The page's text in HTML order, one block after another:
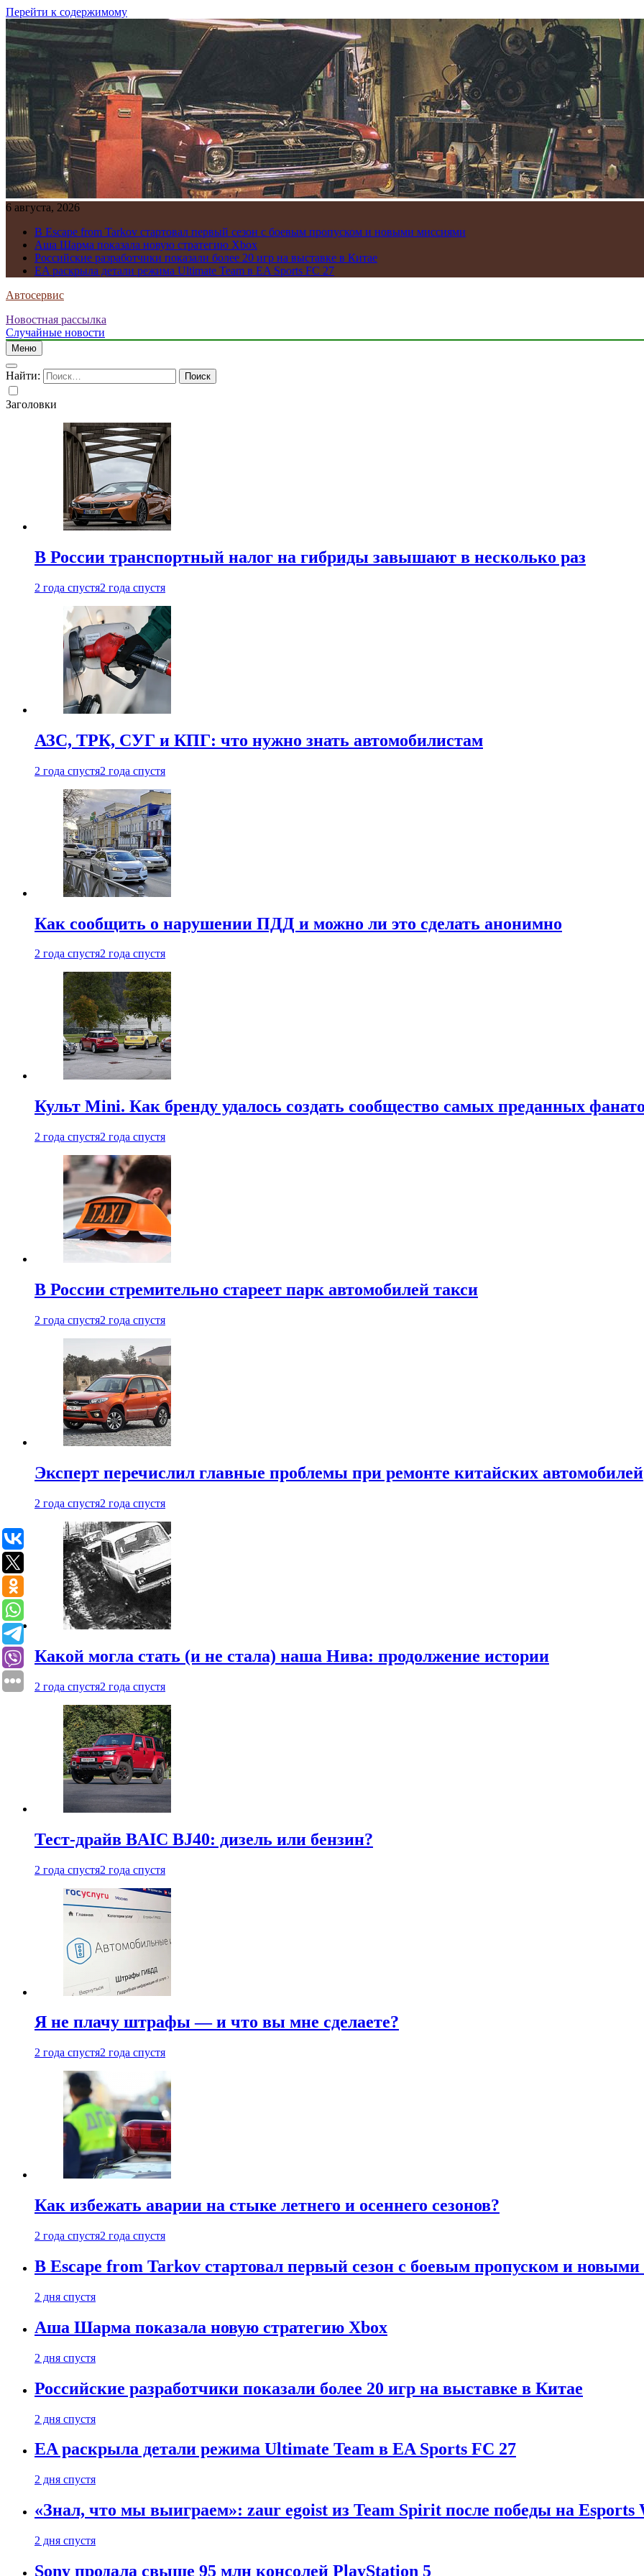
Перейти к содержимому
6 августа, 2026
В Escape from Tarkov стартовал первый сезон с боевым пропуском и новыми миссиями
Аша Шарма показала новую стратегию Xbox
Российские разработчики показали более 20 игр на выставке в Китае
EA раскрыла детали режима Ultimate Team в EA Sports FC 27
Автосервис
Новостная рассылка
Случайные новости
Меню
Найти:
Заголовки
В России транспортный налог на гибриды завышают в несколько раз
2 года спустя2 года спустя
АЗС, ТРК, СУГ и КПГ: что нужно знать автомобилистам
2 года спустя2 года спустя
Как сообщить о нарушении ПДД и можно ли это сделать анонимно
2 года спустя2 года спустя
Культ Mini. Как бренду удалось создать сообщество самых преданных
2 года спустя2 года спустя
В России стремительно стареет парк автомобилей такси
2 года спустя2 года спустя
Эксперт перечислил главные проблемы при ремонте китайских автомобилей
2 года спустя2 года спустя
Какой могла стать (и не стала) наша Нива: продолжение истории
2 года спустя2 года спустя
Тест-драйв BAIC BJ40: дизель или бензин?
2 года спустя2 года спустя
Я не плачу штрафы — и что вы мне сделаете?
2 года спустя2 года спустя
Как избежать аварии на стыке летнего и осеннего сезонов?
2 года спустя2 года спустя
В Escape from Tarkov стартовал первый сезон с боевым пропуском и
2 дня спустя
Аша Шарма показала новую стратегию Xbox
2 дня спустя
Российские разработчики показали более 20 игр на выставке в Китае
2 дня спустя
EA раскрыла детали режима Ultimate Team в EA Sports FC 27
2 дня спустя
«Знал, что мы выиграем»: zaur egoist из Team Spirit после победы на Esports
2 дня спустя
Sony продала свыше 95 млн консолей PlayStation 5